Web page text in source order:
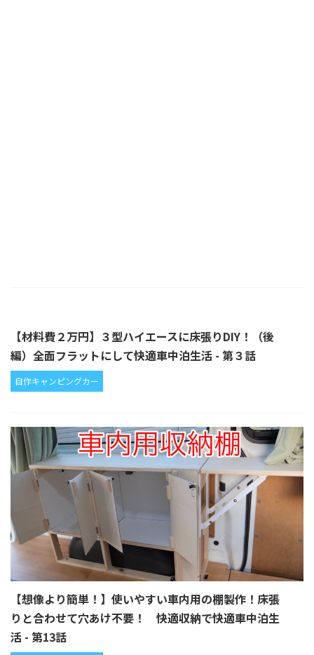
【材料費２万円】３型ハイエースに床張りDIY！（後
編）全面フラットにして快適車中泊生活 - 第３話
自作キャンピングカー
【想像より簡単！】使いやすい車内用の棚製作！床張
りと合わせて穴あけ不要！ 快適収納で快適車中泊生
活 - 第13話